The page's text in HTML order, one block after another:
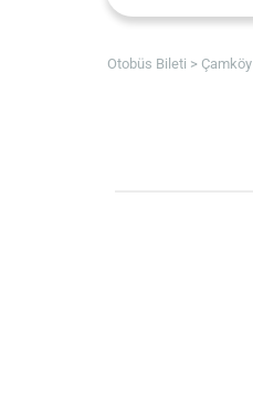
Otobüs Bileti Çamköy